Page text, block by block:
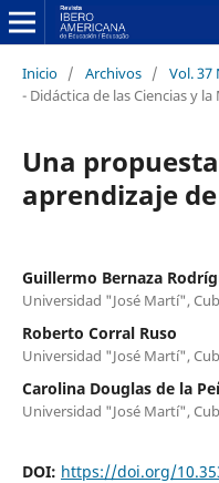
Inicio / Archivos / Vol. 37
- Didáctica de las Ciencias y
Una
aprendizaje
Guillermo Bernaza
Universidad "José Martí",
Roberto Corral Ruso
Universidad "José Martí",
Carolina Douglas de la
Universidad "José Martí",
DOI: https://doi.org/